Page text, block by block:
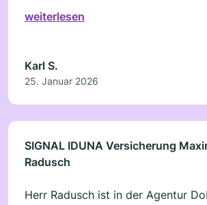
immer zuverlässig. Absolut zu
weiterlesen
Karl S.
25. Januar 2026
SIGNAL IDUNA Versicherung
Radusch
Herr Radusch ist in der Agentur